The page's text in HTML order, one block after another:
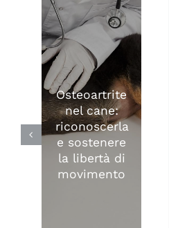
Osteoartrite
nel cane:
riconoscerla
e sostenere
la libertà di
movimento